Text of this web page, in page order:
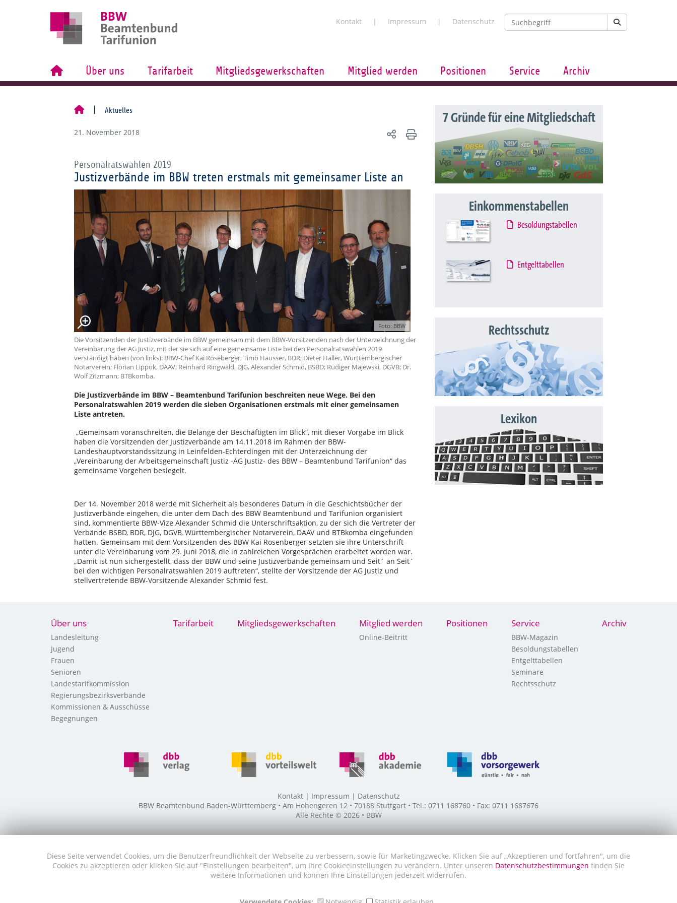
Kontakt Impressum Datenschutz
Über uns Tarifarbeit Mitgliedsgewerkschaften Mitglied werden Positionen Service Archiv
Aktuelles
21. November 2018
Personalratswahlen 2019
Justizverbände im BBW treten erstmals mit gemeinsamer Liste an
Foto: BBW
Die Vorsitzenden der Justizverbände im BBW gemeinsam mit dem BBW-Vorsitzenden nach der Unterzeichnung der
Vereinbarung der AG Justiz, mit der sie sich auf eine gemeinsame Liste bei den Personalratswahlen 2019
verständigt haben (von links): BBW-Chef Kai Roseberger; Timo Hausser, BDR; Dieter Haller, Württembergischer
Notarverein; Florian Lippok, DAAV; Reinhard Ringwald, DJG, Alexander Schmid, BSBD; Rüdiger Majewski, DGVB; Dr.
Wolf Zitzmann; BTBkomba.
Die Justizverbände im BBW – Beamtenbund Tarifunion beschreiten neue Wege. Bei den
Personalratswahlen 2019 werden die sieben Organisationen erstmals mit einer gemeinsamen
Liste antreten.
„Gemeinsam voranschreiten, die Belange der Beschäftigten im Blick“, mit dieser Vorgabe im Blick
haben die Vorsitzenden der Justizverbände am 14.11.2018 im Rahmen der BBW-
Landeshauptvorstandssitzung in Leinfelden-Echterdingen mit der Unterzeichnung der
„Vereinbarung der Arbeitsgemeinschaft Justiz -AG Justiz- des BBW – Beamtenbund Tarifunion“ das
gemeinsame Vorgehen besiegelt.
Der 14. November 2018 werde mit Sicherheit als besonderes Datum in die Geschichtsbücher der
Justizverbände eingehen, die unter dem Dach des BBW Beamtenbund und Tarifunion organisiert
sind, kommentierte BBW-Vize Alexander Schmid die Unterschriftsaktion, zu der sich die Vertreter der
Verbände BSBD, BDR, DJG, DGVB, Württembergischer Notarverein, DAAV und BTBkomba eingefunden
hatten. Gemeinsam mit dem Vorsitzenden des BBW Kai Rosenberger setzten sie ihre Unterschrift
unter die Vereinbarung vom 29. Juni 2018, die in zahlreichen Vorgesprächen erarbeitet worden war.
„Damit ist nun sichergestellt, dass der BBW und seine Justizverbände gemeinsam und Seit´ an Seit´
bei den wichtigen Personalratswahlen 2019 auftreten“, stellte der Vorsitzende der AG Justiz und
stellvertretende BBW-Vorsitzende Alexander Schmid fest.
7 Gründe für eine Mitgliedschaft
Einkommenstabellen
Besoldungstabellen
Entgelttabellen
Rechtsschutz
Lexikon
Über uns
Landesleitung
Jugend
Frauen
Senioren
Landestarifkommission
Regierungsbezirksverbände
Kommissionen & Ausschüsse
Begegnungen
Tarifarbeit Mitgliedsgewerkschaften Mitglied werden
Online-Beitritt
Positionen Service
BBW-Magazin
Besoldungstabellen
Entgelttabellen
Seminare
Rechtsschutz
Archiv
Kontakt Impressum
Datenschutz
BBW Beamtenbund Baden-Württemberg • Am Hohengeren 12 • 70188 Stuttgart • Tel.: 0711 168760 • Fax: 0711 1687676
Alle Rechte © 2026 • BBW
Diese Seite verwendet Cookies, um die Benutzerfreundlichkeit der Webseite zu verbessern, sowie für Marketingzwecke. Klicken Sie auf „Akzeptieren und fortfahren", um die
Cookies zu akzeptieren oder klicken Sie auf "Einstellungen bearbeiten", um Ihre Cookieeinstellungen zu verändern. Unter unseren Datenschutzbestimmungen finden Sie
weitere Informationen und können Ihre Einstellungen jederzeit widerrufen.